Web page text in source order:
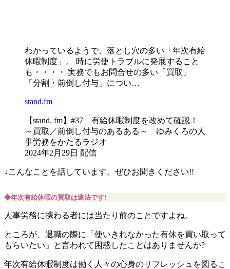
わかっているようで、落とし穴の多い「年次有給
休暇制度」。 時に労使トラブルに発展すること
も・・・・ 実務でもお問合せの多い「買取」
「分割・前倒し付与」につい…
stand.fm
【stand. fm】#37 有給休暇制度を改めて確認！
～買取／前倒し付与のあるある～ ゆみくろの人
事労務をかたるラジオ
2024年2月29日 配信
↓こんなことを話しています。ぜひお聞きください!!
◆年次有給休暇の買取は違法です!
人事労務に携わる者には当たり前のことですよね。
ところが、退職の際に「使いきれなかった有休を買い取って
もらいたい」と言われて困惑したことはありませんか?
年次有給休暇制度は働く人々の心身のリフレッシュを図るこ